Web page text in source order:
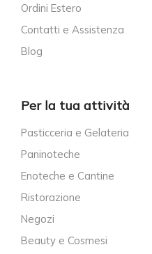
Ordini Estero
Contatti e Assistenza
Blog
Per la tua attività
Pasticceria e Gelateria
Paninoteche
Enoteche e Cantine
Ristorazione
Negozi
Beauty e Cosmesi